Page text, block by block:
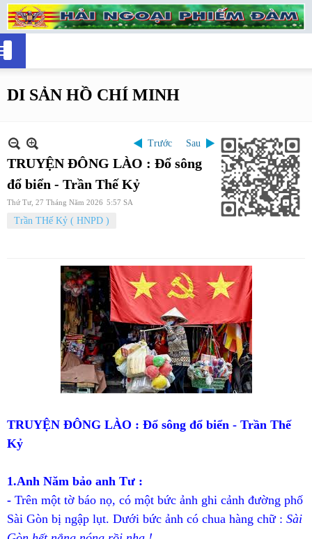
DI SẢN HỒ CHÍ MINH
Trước Sau
TRUYỆN ĐÔNG LÀO : Đổ sông
đổ biển - Trần Thế Kỷ
Thứ Tư, 27 Tháng Năm 2026 5:57 SA
Trần THế Kỷ ( HNPD )
TRUYỆN ĐÔNG LÀO : Đổ sông đổ biển - Trần Thế
Kỷ
1.Anh Năm bảo anh Tư :
- Trên một tờ báo nọ, có một bức ảnh ghi cảnh đường phố
Sài Gòn bị ngập lụt. Dưới bức ảnh có chua hàng chữ : Sài